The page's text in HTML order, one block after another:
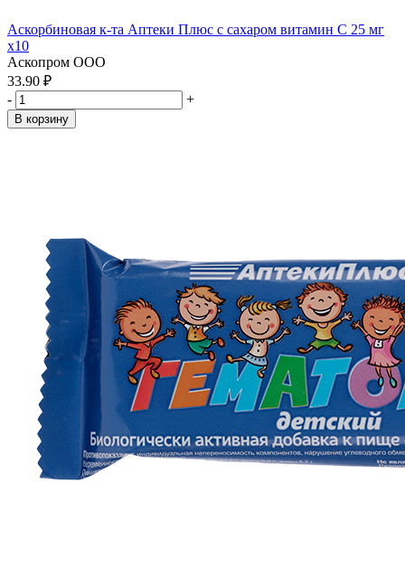
Аскорбиновая к-та Аптеки Плюс с сахаром витамин С 25 мг
x10
Аскопром ООО
33.90 ₽
-
+
В корзину